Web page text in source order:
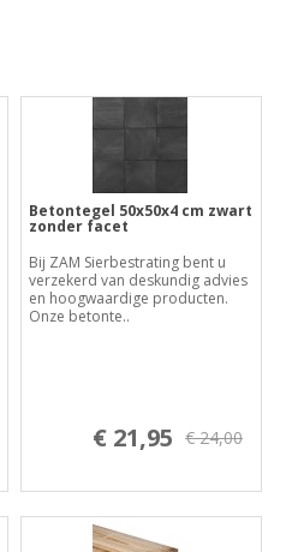
Betontegel 50x50x4 cm zwart
zonder facet
Bij ZAM Sierbestrating bent u
verzekerd van deskundig advies
en hoogwaardige producten.
Onze betonte..
€ 21,95 € 24,00